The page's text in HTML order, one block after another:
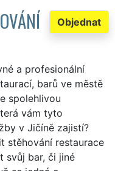
Objednat
a profesionální
barů ve městě
spolehlivou
vám tyto
v Jičíně zajistí?
stěhování restaurace
svůj bar, či jiné